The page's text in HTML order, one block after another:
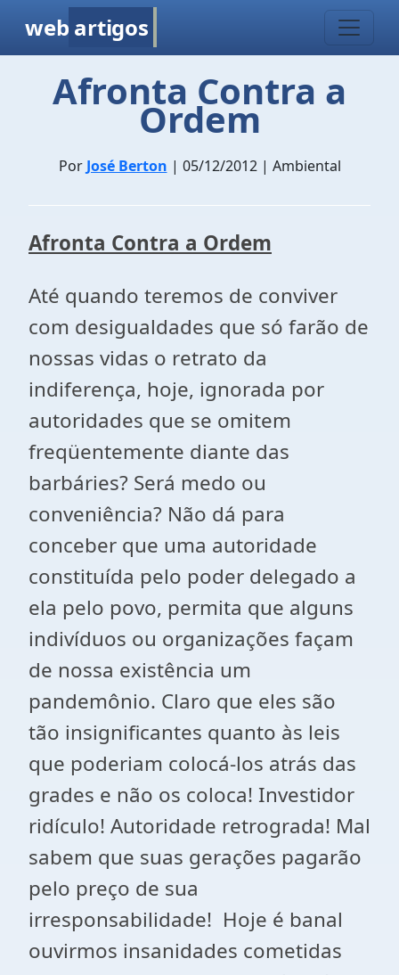
web artigos
Afronta Contra a
Ordem
Por José Berton | 05/12/2012 | Ambiental
Afronta Contra a Ordem
Até quando teremos de conviver
com desigualdades que só farão de
nossas vidas o retrato da
indiferença, hoje, ignorada por
autoridades que se omitem
freqüentemente diante das
barbáries? Será medo ou
conveniência? Não dá para
conceber que uma autoridade
constituída pelo poder delegado a
ela pelo povo, permita que alguns
indivíduos ou organizações façam
de nossa existência um
pandemônio. Claro que eles são
tão insignificantes quanto às leis
que poderiam colocá-los atrás das
grades e não os coloca! Investidor
ridículo! Autoridade retrograda! Mal
sabem que suas gerações pagarão
pelo preço de sua
irresponsabilidade! Hoje é banal
ouvirmos insanidades cometidas